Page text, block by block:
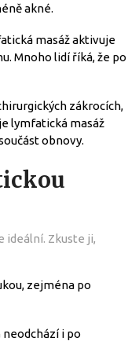
akné.
masáž aktivuje
Mnoho lidí říká, že po
zákrocích,
lymfatická masáž
obnovy.
ideální. Zkuste ji,
zejména po
i po